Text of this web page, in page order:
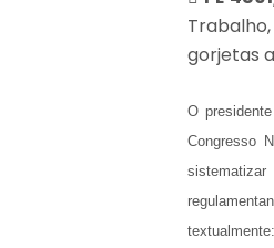
gorjetas
O
Congresso
textualmente: